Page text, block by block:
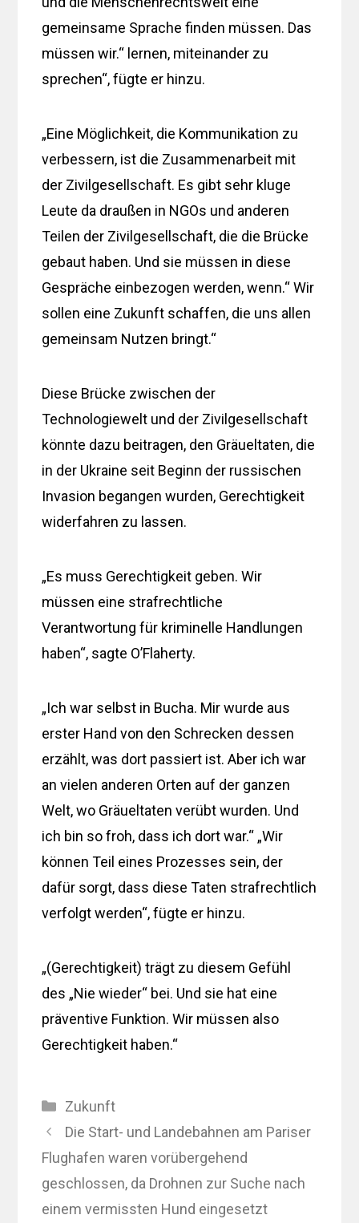
gemeinsame Sprache finden müssen. Das
müssen wir.“ lernen, miteinander zu
sprechen“, fügte er hinzu.
„Eine Möglichkeit, die Kommunikation zu
verbessern, ist die Zusammenarbeit mit
der Zivilgesellschaft. Es gibt sehr kluge
Leute da draußen in NGOs und anderen
Teilen der Zivilgesellschaft, die die Brücke
gebaut haben. Und sie müssen in diese
Gespräche einbezogen werden, wenn.“ Wir
sollen eine Zukunft schaffen, die uns allen
gemeinsam Nutzen bringt.“
Diese Brücke zwischen der
Technologiewelt und der Zivilgesellschaft
könnte dazu beitragen, den Gräueltaten, die
in der Ukraine seit Beginn der russischen
Invasion begangen wurden, Gerechtigkeit
widerfahren zu lassen.
„Es muss Gerechtigkeit geben. Wir
müssen eine strafrechtliche
Verantwortung für kriminelle Handlungen
haben“, sagte O’Flaherty.
„Ich war selbst in Bucha. Mir wurde aus
erster Hand von den Schrecken dessen
erzählt, was dort passiert ist. Aber ich war
an vielen anderen Orten auf der ganzen
Welt, wo Gräueltaten verübt wurden. Und
ich bin so froh, dass ich dort war.“ „Wir
können Teil eines Prozesses sein, der
dafür sorgt, dass diese Taten strafrechtlich
verfolgt werden“, fügte er hinzu.
„(Gerechtigkeit) trägt zu diesem Gefühl
des „Nie wieder“ bei. Und sie hat eine
präventive Funktion. Wir müssen also
Gerechtigkeit haben.“
Kategorien
Zukunft
Die Start- und Landebahnen am Pariser
Flughafen waren vorübergehend
geschlossen, da Drohnen zur Suche nach
einem vermissten Hund eingesetzt